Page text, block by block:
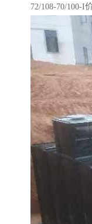
72/108-70/100-I